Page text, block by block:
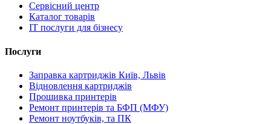
Сервісний центр
Каталог товарів
IT послуги для бізнесу
Послуги
Заправка картриджів Київ, Львів
Відновлення картриджів
Прошивка принтерів
Ремонт принтерів та БФП (МФУ)
Ремонт ноутбуків, та ПК